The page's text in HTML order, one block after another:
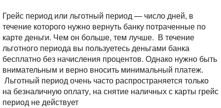
Грейс период или льготный период — число дней, в
течение которого нужно вернуть банку потраченные по
карте деньги. Чем он больше, тем лучше. В течение
льготного периода вы пользуетесь деньгами банка
бесплатно без начисления процентов. Однако нужно быть
внимательным и верно вносить минимальный платеж.
Льготный период очень часто распространяется только
на безналичную оплату, на снятие наличных с карты грейс
период не действует